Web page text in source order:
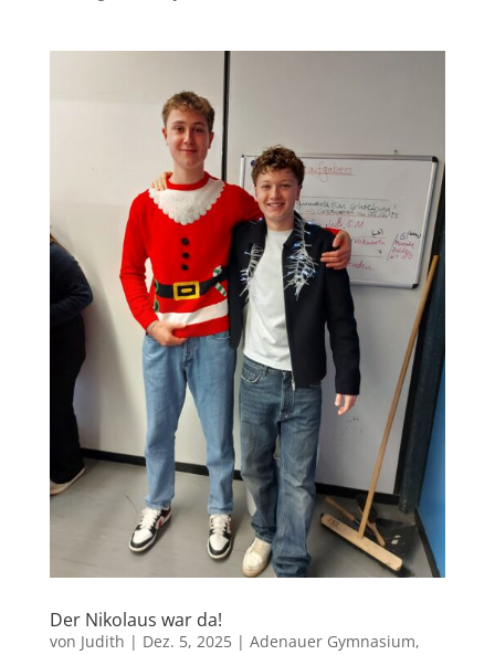
Der Nikolaus war da!
von Judith | Dez. 5, 2025| Adenauer Gymnasium,